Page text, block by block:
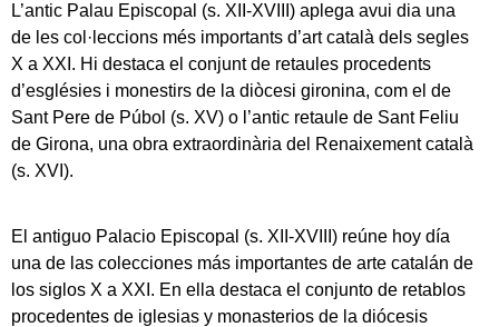
L’antic Palau Episcopal (s. XII-XVIII) aplega avui dia una
de les col·leccions més importants d’art català dels segles
X a XXI. Hi destaca el conjunt de retaules procedents
d’esglésies i monestirs de la diòcesi gironina, com el de
Sant Pere de Púbol (s. XV) o l’antic retaule de Sant Feliu
de Girona, una obra extraordinària del Renaixement català
(s. XVI).
El antiguo Palacio Episcopal (s. XII-XVIII) reúne hoy día
una de las colecciones más importantes de arte catalán de
los siglos X a XXI. En ella destaca el conjunto de retablos
procedentes de iglesias y monasterios de la diócesis